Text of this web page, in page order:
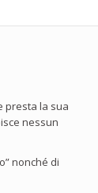
presta la sua
nessun
nonché di